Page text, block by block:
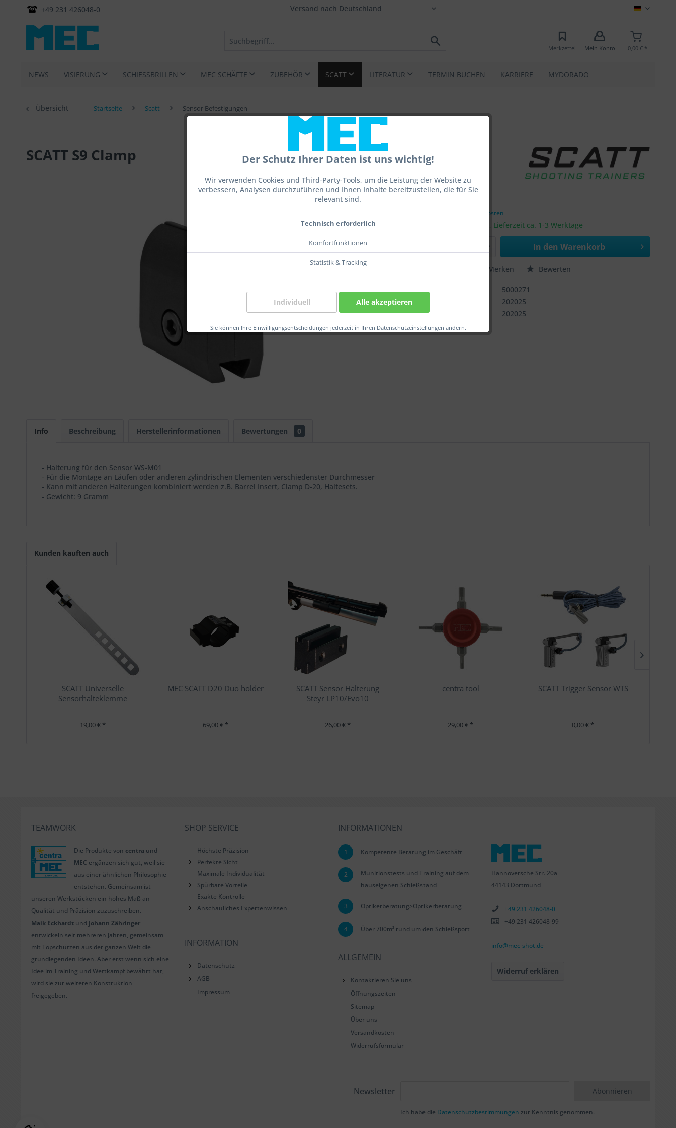
+49 231 426048-0 MEC
Merkzettel Mein Konto 0,00 € *
NEWS VISIERUNG SCHIESSBRILLEN MEC SCHÄFTE ZUBEHÖR SCATT LITERATUR TERMIN BUCHEN KARRIERE MYDORADO
Der Schutz Ihrer Daten ist uns wichtig!
Wir verwenden Cookies und Third-Party-Tools, um die Leistung der Website zu
verbessern, Analysen durchzuführen und Ihnen Inhalte bereitzustellen, die für Sie
relevant sind.
Technisch erforderlich
Komfortfunktionen
Statistik & Tracking
Individuell Alle akzeptieren
Sie können Ihre Einwilligungsentscheidungen jederzeit in Ihren Datenschutzeinstellungen ändern.
Übersicht Startseite Scatt Sensor Befestigungen
SCATT S9 Clamp
26,00 € *
zzgl. Versandkosten
Sofort versandfertig, Lieferzeit ca. 1-3 Werktage
In den Warenkorb
Merken Bewerten
Artikel-Nr.:
5000271
202025
EAN:
202025
Info Beschreibung Herstellerinformationen Bewertungen 0
- Halterung für den Sensor WS-M01
- Für die Montage an Läufen oder anderen zylindrischen Elementen verschiedenster Durchmesser
- Kann mit anderen Halterungen kombiniert werden z.B. Barrel Insert, Clamp D-20, Haltesets.
- Gewicht: 9 Gramm
Kunden kauften auch
SCATT Universelle
Sensorhalteklemme
19,00 € *
MEC SCATT D20 Duo holder
69,00 € *
SCATT Sensor Halterung
Steyr LP10/Evo10
26,00 € *
centra tool
29,00 € *
SCATT Trigger Sensor WTS
0,00 € *
TEAMWORK
Die Produkte von centra und
MEC ergänzen sich gut, weil sie
aus einer ähnlichen Philosophie
entstehen. Gemeinsam ist
unseren Werkstücken ein hohes Maß an
Qualität und Präzision zuzuschreiben.
Maik Eckhardt und Johann Zähringer
entwickeln seit mehreren Jahren, gemeinsam
mit Topschützen aus der ganzen Welt die
grundlegenden Ideen. Aber erst wenn sich eine
Idee im Training und Wettkampf bewährt hat,
wird sie zur weiteren Konstruktion
freigegeben.
SHOP SERVICE
Höchste Präzision
Perfekte Sicht
Maximale Individualität
Spürbare Vorteile
Exakte Kontrolle
Anschauliches Expertenwissen
INFORMATION
Datenschutz
AGB
Impressum
INFORMATIONEN
1 Kompetente Beratung im Geschäft
2
Munitionstests und Training auf dem
hauseigenen Schießstand
3 Optikerberatung>Optikerberatung
4 Über 700m² rund um den Schießsport
ALLGEMEIN
Kontaktieren Sie uns
Öffnungszeiten
Sitemap
Über uns
Versandkosten
Widerrufsformular
Hannöversche Str. 20a
44143 Dortmund
+49 231 426048-0
+49 231 426048-99
info@mec-shot.de
Widerruf erklären
Newsletter Abonnieren
Ich habe die Datenschutzbestimmungen zur Kenntnis genommen.